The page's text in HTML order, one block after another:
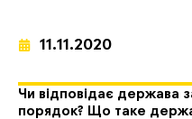
11.11.2020
Чи відповідає держава
порядок? Що таке